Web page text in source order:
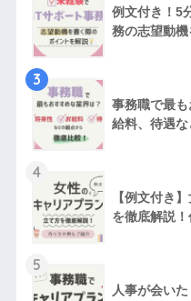
例文付き！5
務の志望動
3
事務職で最
給料、待遇な
4
【例文付き
を徹底解説
5
人事が会い